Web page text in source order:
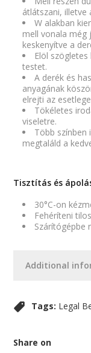
Additional
átlátszani, illetve
W alakban
mell vonala még
keskenyítve a
Elöl
testet.
A derék és
anyagának
elrejti az
Tökéletes
viseletre.
Több színben
megtaláld a
Tisztítás és
30°C-on
Fehéríteni
Szárítógépbe
Tags: Legal
Share on